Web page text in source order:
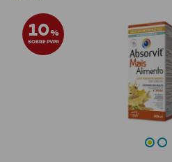
Beauty Season
Cosmética
10%
SOBRE PVPR